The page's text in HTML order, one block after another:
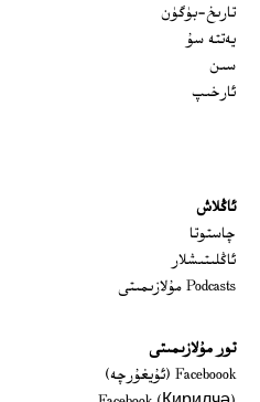
تارىخ-بۈگۈن
يەتتە سۇ
سىن
ئارخىپ
ئاڭلاش
چاستوتا
ئاڭلىتىشلار
Podcasts مۇلازىمىتى
تور مۇلازىمىتى
Faceboook (ئۇيغۇرچە)
in new window